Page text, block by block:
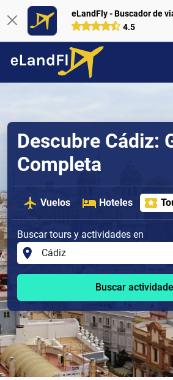
eLandFly - Buscador de
4.5
Descubre Cádiz:
Completa
Vuelos Hoteles
Buscar tours y actividades en
Buscar